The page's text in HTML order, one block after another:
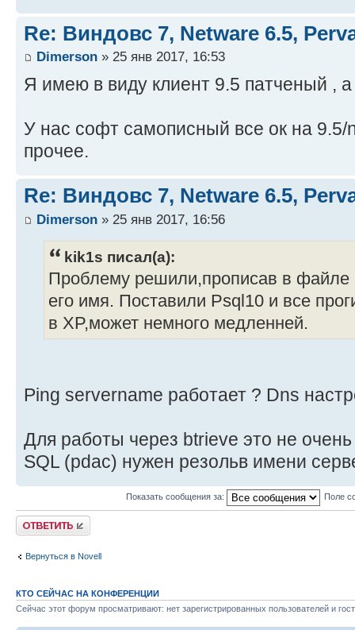
Re: Виндовс 7, Netware 6.5,
Dimerson » 25 янв 2017, 16:53
Я имею в виду клиент 9.5 патченый ,
У нас софт самописный все ок на 9.5/
прочее.
Re: Виндовс 7, Netware 6.5,
Dimerson » 25 янв 2017, 16:56
kik1s писал(а):
Проблему решили,прописав в файле
его имя. Поставили Psql10 и все
в XP,может немного медленней.
Ping servername работает ? Dns
Для работы через btrieve это не очень
SQL (pdac) нужен резольв имени
Показать сообщения за: Поле
Ответить
Вернуться в Novell
КТО СЕЙЧАС НА КОНФЕРЕНЦИИ
Сейчас этот форум просматривают: нет зарегистрированных пользователей и